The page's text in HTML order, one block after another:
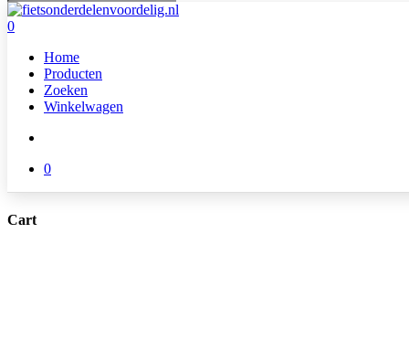
Close
Search
account
0
Home
Producten
Zoeken
Winkelwagen
0
Cart